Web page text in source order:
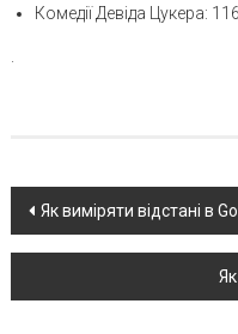
Комедії Девіда Цукера: 116
Post
navigation
Як виміряти відстані в